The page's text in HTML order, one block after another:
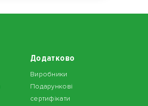
Додатково
Виробники
Подарункові
сертифікати